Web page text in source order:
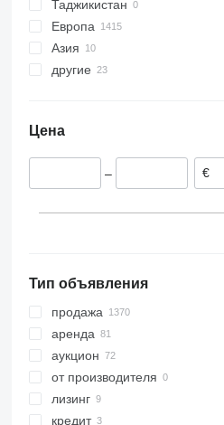
Таджикистан
Европа
Германия
Нидерланды
Бельгия
Польша
Азия
Китай
Арабские Эмираты
другие
Чили
Перу
Цена
–
Тип объявления
продажа
аренда
аукцион
от производителя
лизинг
кредит